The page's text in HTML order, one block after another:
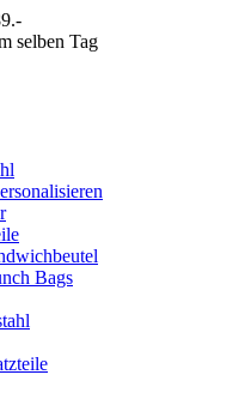
selben Tag
Bags